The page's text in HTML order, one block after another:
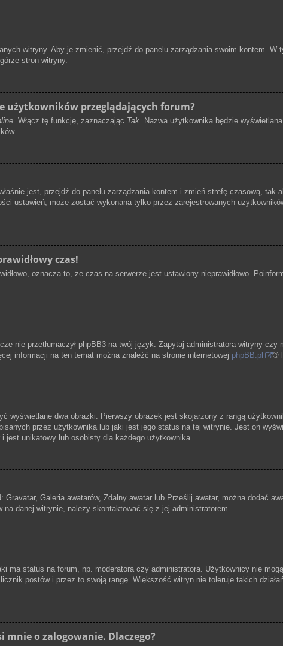
witryny. Aby je zmienić, przejdź do panelu zarządzania swoim kontem. W
stron witryny.
użytkowników przeglądających forum?
. Włącz tę funkcję, zaznaczając Tak . Nazwa użytkownika będzie
jest, przejdź do panelu zarządzania kontem i zmień strefę czasową, tak
ustawień, może zostać wykonana tylko przez zarejestrowanych
czas!
oznacza to, że czas na serwerze jest ustawiony nieprawidłowo.
nie przetłumaczył phpBB3 na twój język. Zapytaj administratora witryny
informacji na ten temat można znaleźć na stronie internetowej phpBB.pl ®
wyświetlane dwa obrazki. Pierwszy obrazek jest skojarzony z rangą
przez użytkownika lub jaki jest jego status na tej witrynie. Jest on
unikatowy lub osobisty dla każdego użytkownika.
Galeria awatarów, Zdalny awatar lub Prześlij awatar, można dodać
danej witrynie, należy skontaktować się z jej administratorem.
ma status na forum, np. moderatora czy administratora. Użytkownicy nie
postów i przez to swoją rangę. Większość witryn nie toleruje takich
o zalogowanie. Dlaczego?